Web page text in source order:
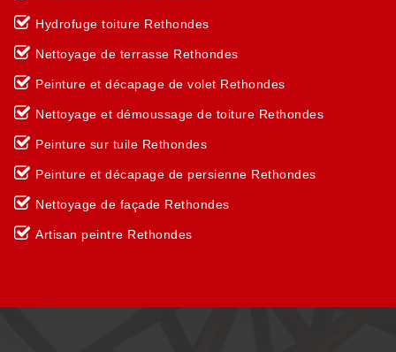
Hydrofuge toiture Rethondes
Nettoyage de terrasse Rethondes
Peinture et décapage de volet Rethondes
Nettoyage et démoussage de toiture Rethondes
Peinture sur tuile Rethondes
Peinture et décapage de persienne Rethondes
Nettoyage de façade Rethondes
Artisan peintre Rethondes